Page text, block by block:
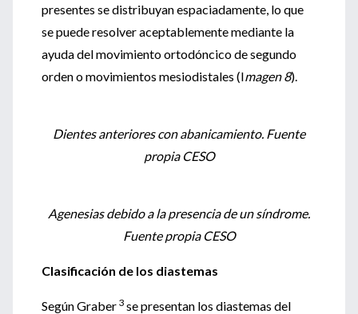
presentes se distribuyan espaciadamente, lo que
se puede resolver aceptablemente mediante la
ayuda del movimiento ortodóncico de segundo
orden o movimientos mesiodistales (Imagen 8).
Dientes anteriores con abanicamiento. Fuente
propia CESO
Agenesias debido a la presencia de un síndrome.
Fuente propia CESO
Clasificación de los diastemas
Según Graber 3 se presentan los diastemas del